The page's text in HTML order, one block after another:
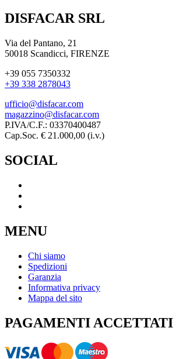
DISFACAR SRL
Via del Pantano, 21
50018 Scandicci, FIRENZE
+39 055 7350332
+39 338 2878043
ufficio@disfacar.com
magazzino@disfacar.com
P.IVA/C.F.: 03370400487
Cap.Soc. € 21.000,00 (i.v.)
SOCIAL
MENU
Chi siamo
Spedizioni
Garanzia
Informativa privacy
Mappa del sito
PAGAMENTI ACCETTATI